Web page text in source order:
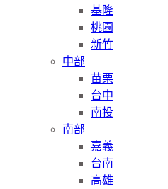
基隆
桃園
新竹
中部
苗栗
台中
南投
南部
嘉義
台南
高雄